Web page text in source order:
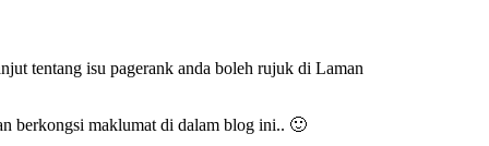
tentang isu pagerank anda boleh rujuk di Laman
berkongsi maklumat di dalam blog ini.. 🙂